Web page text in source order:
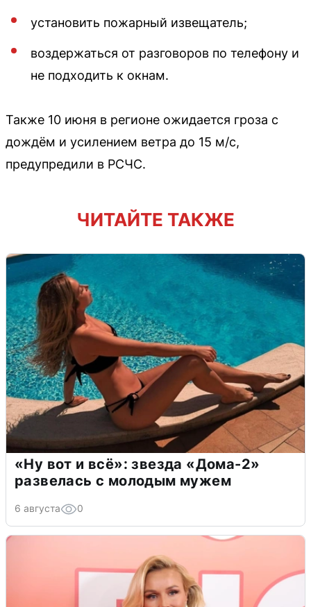
установить пожарный извещатель;
воздержаться от разговоров по телефону и
не подходить к окнам.
Также 10 июня в регионе ожидается гроза с
дождём и усилением ветра до 15 м/с,
предупредили в РСЧС.
ЧИТАЙТЕ ТАКЖЕ
«Ну вот и всё»: звезда «Дома-2»
развелась с молодым мужем
6 августа 0